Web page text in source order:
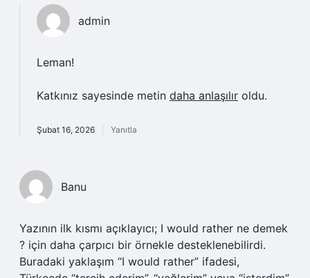
admin
Leman!
Katkınız sayesinde metin daha anlaşılır oldu.
Şubat 16, 2026 Yanıtla
Banu
Yazının ilk kısmı açıklayıcı; I would rather ne demek
? için daha çarpıcı bir örnekle desteklenebilirdi.
Buradaki yaklaşım “I would rather” ifadesi,